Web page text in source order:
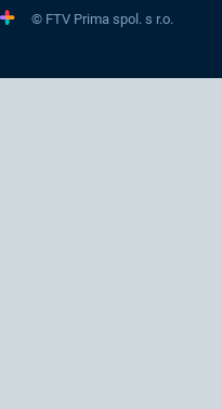
© FTV Prima spol. s r.o.